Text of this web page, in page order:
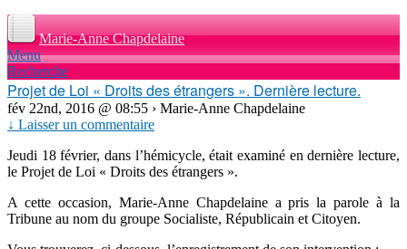
Marie-Anne Chapdelaine
Menu
Recherche
Projet de Loi « Droits des étrangers ». Dernière lecture.
fév 22nd, 2016 @ 08:55 › Marie-Anne Chapdelaine
↓ Laisser un commentaire
Jeudi 18 février, dans l’hémicycle, était examiné en dernière lecture,
le Projet de Loi « Droits des étrangers ».
A cette occasion, Marie-Anne Chapdelaine a pris la parole à la
Tribune au nom du groupe Socialiste, Républicain et Citoyen.